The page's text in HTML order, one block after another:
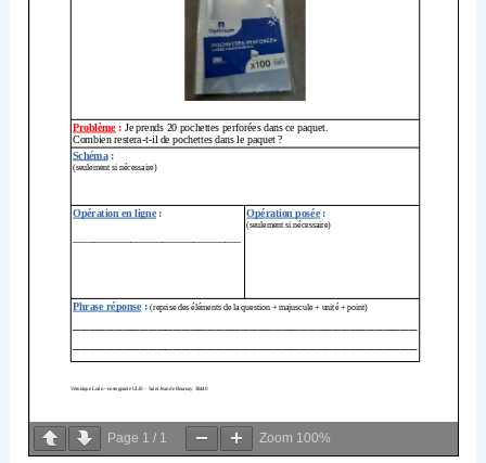
Page 1 / 1 Zoom 100%